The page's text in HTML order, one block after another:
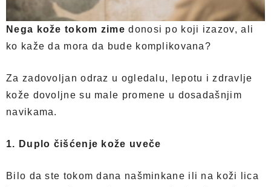
Nega kože tokom zime donosi po koji izazov, ali
ko kaže da mora da bude komplikovana?
Za zadovoljan odraz u ogledalu, lepotu i zdravlje
kože dovoljne su male promene u dosadašnjim
navikama.
1. Duplo čišćenje kože uveče
Bilo da ste tokom dana našminkane ili na koži lica